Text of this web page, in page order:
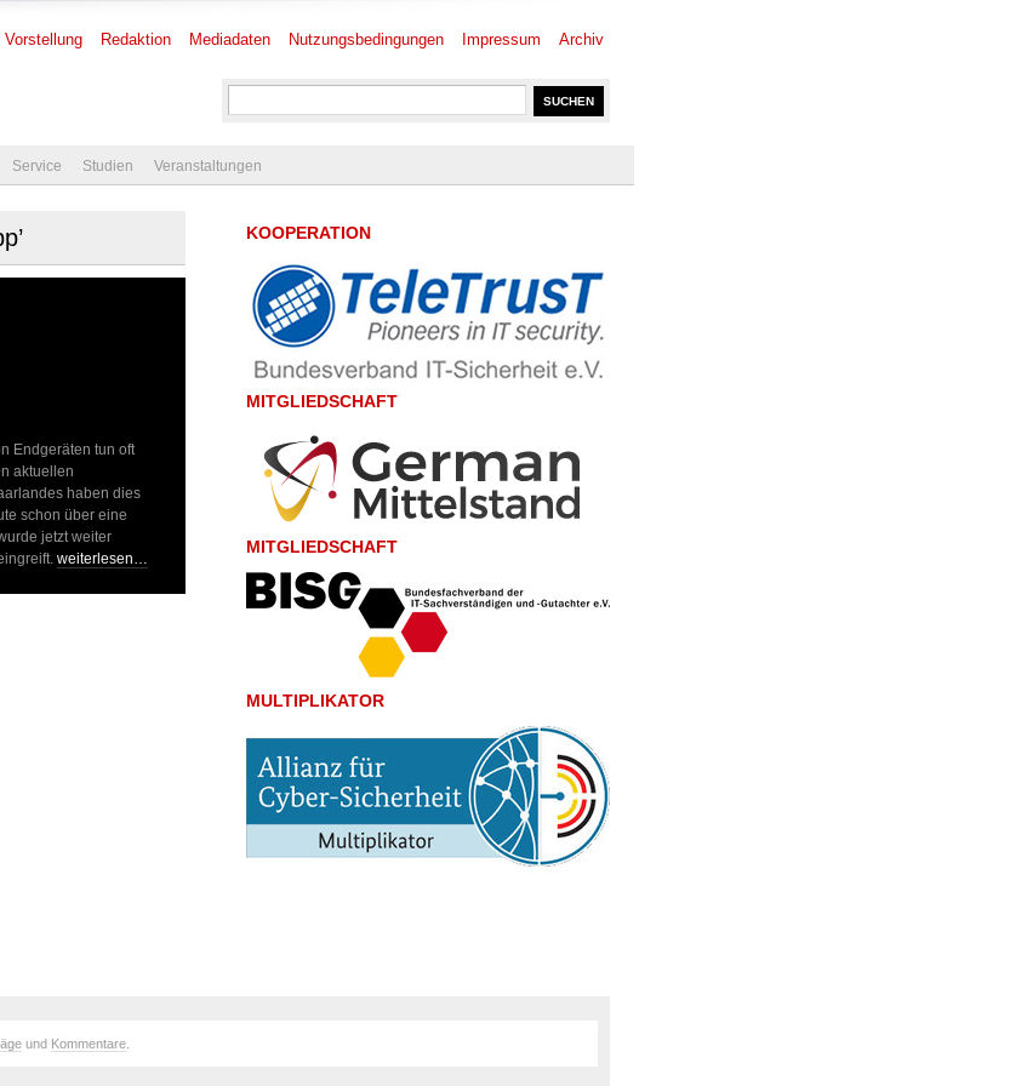
Vorstellung Redaktion Mediadaten Nutzungsbedingungen Impressum Archiv
Service Studien Veranstaltungen
Endgeräten tun oft
aktuellen
haben dies
schon über eine
jetzt weiter
weiterlesen…
KOOPERATION
MITGLIEDSCHAFT
MITGLIEDSCHAFT
MULTIPLIKATOR
und Kommentare